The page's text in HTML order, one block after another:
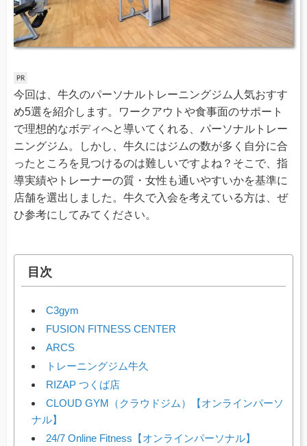
今回は、牛久のパーソナルトレーニングジム人気おすす
め5選を紹介します。ワークアウトや食事面のサポート
で理想的なボディへと導いてくれる、パーソナルトレー
ニングジム。しかし、牛久にはジムの数が多く自分に合
ったところを見つけるのは難しいですよね？そこで、指
導実績やトレーナーの質・女性も通いやすいかを基準に
店舗を選出しました。牛久で入会を考えている方は、ぜ
ひ参考にしてみてください。
目次
C3gym
FUSION FITNESS CENTER
ARCS
トレーニングジム牛久
RIZAP つくば店
CLOUD GYM（クラウドジム）【オンラインパーソ
ナル】
24/7 Online Fitness【オンラインパーソナル】